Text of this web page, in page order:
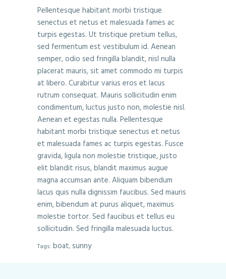
Pellentesque habitant morbi tristique
senectus et netus et malesuada fames ac
turpis egestas. Ut tristique pretium tellus,
sed fermentum est vestibulum id. Aenean
semper, odio sed fringilla blandit, nisl nulla
placerat mauris, sit amet commodo mi turpis
at libero. Curabitur varius eros et lacus
rutrum consequat. Mauris sollicitudin enim
condimentum, luctus justo non, molestie nisl.
Aenean et egestas nulla. Pellentesque
habitant morbi tristique senectus et netus
et malesuada fames ac turpis egestas. Fusce
gravida, ligula non molestie tristique, justo
elit blandit risus, blandit maximus augue
magna accumsan ante. Aliquam bibendum
lacus quis nulla dignissim faucibus. Sed mauris
enim, bibendum at purus aliquet, maximus
molestie tortor. Sed faucibus et tellus eu
sollicitudin. Sed fringilla malesuada luctus.
Tags: boat, sunny